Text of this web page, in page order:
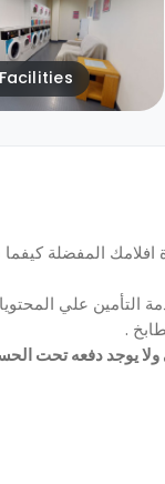
المفضلة
التأمين علي
.